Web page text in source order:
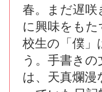
春。まだ遅
に興味をも
校生の「僕」
う。手書き
は、天真爛